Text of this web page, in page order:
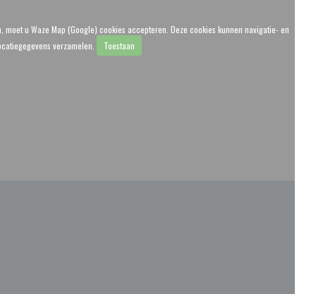
moet u Waze Map (Google) cookies accepteren. Deze cookies kunnen navigatie- en
verzamelen.
Toestaan